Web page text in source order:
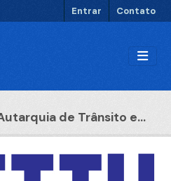
Entrar Contato
de Trânsito e...